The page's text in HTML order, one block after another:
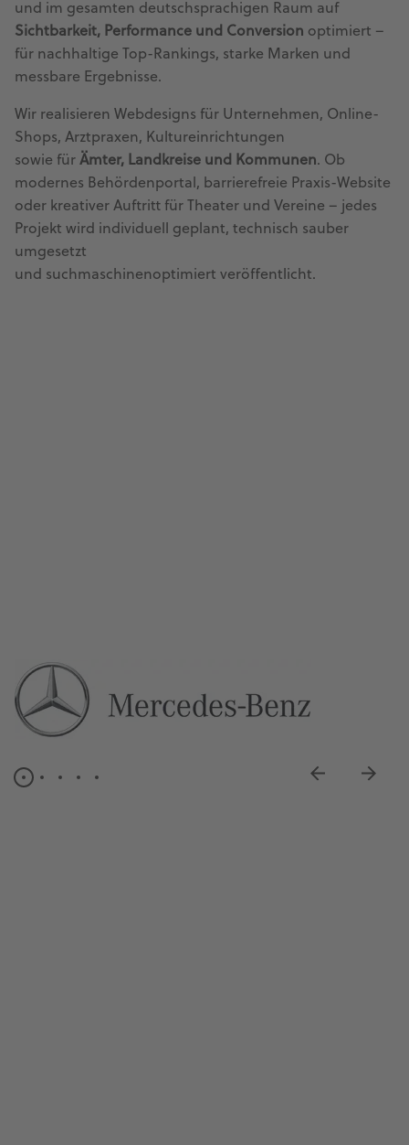
und im gesamten deutschsprachigen Raum auf
Sichtbarkeit, Performance und Conversion optimiert –
für nachhaltige Top-Rankings, starke Marken und
messbare Ergebnisse.
Wir realisieren Webdesigns für Unternehmen, Online-
Shops, Arztpraxen, Kultureinrichtungen
sowie für Ämter, Landkreise und Kommunen. Ob
modernes Behördenportal, barrierefreie Praxis-Website
oder kreativer Auftritt für Theater und Vereine – jedes
Projekt wird individuell geplant, technisch sauber
umgesetzt
und suchmaschinenoptimiert veröffentlicht.